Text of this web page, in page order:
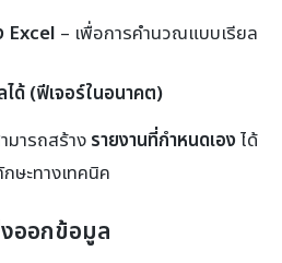
Excel – เพื่อการคำนวณแบบเรียล
ด้ (ฟีเจอร์ในอนาคต)
มารถสร้าง รายงานที่กำหนดเองได้
ษะทางเทคนิค
ออกข้อมูล